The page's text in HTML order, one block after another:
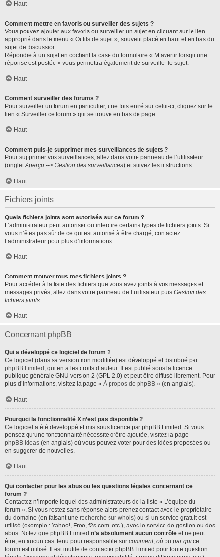
Haut
Comment mettre en favoris ou surveiller des sujets ?
Vous pouvez ajouter aux favoris ou surveiller un sujet en cliquant sur le lien
approprié dans le menu « Outils de sujet », souvent placé en haut et en bas du
sujet de discussion.
Répondre à un sujet en cochant la case du formulaire « M’avertir lorsqu’une
réponse est postée » vous permettra également de surveiller le sujet.
Haut
Comment surveiller des forums ?
Pour surveiller un forum en particulier, une fois entré sur celui-ci, cliquez sur le
lien « Surveiller ce forum » qui se trouve en bas de page.
Haut
Comment puis-je supprimer mes surveillances de sujets ?
Pour supprimer vos surveillances, allez dans votre panneau de l’utilisateur
(ongletAperçu --> Gestion des surveillances) et suivez les instructions.
Haut
Fichiers joints
Quels fichiers joints sont autorisés sur ce forum ?
L’administrateur peut autoriser ou interdire certains types de fichiers joints. Si
vous n’êtes pas sûr de ce qui est autorisé à être chargé, contactez
l’administrateur pour plus d’informations.
Haut
Comment trouver tous mes fichiers joints ?
Pour accéder à la liste des fichiers que vous avez joints à vos messages et
messages privés, allez dans votre panneau de l’utilisateur puis Gestion des
fichiers joints.
Haut
Concernant phpBB
Qui a développé ce logiciel de forum ?
Ce logiciel (dans sa version non modifiée) est développé et distribué par
phpBB Limited , qui en a les droits d’auteur. Il est publié sous la licence
publique générale GNU version 2 (GPL-2.0) et peut être diffusé librement. Pour
plus d’informations, visitez la page « À propos de phpBB » (en anglais).
Haut
Pourquoi la fonctionnalité X n’est pas disponible ?
Ce logiciel a été développé et mis sous licence par phpBB Limited. Si vous
pensez qu’une fonctionnalité nécessite d’être ajoutée, visitez la page
phpBB Ideas (en anglais) où vous pouvez voter pour des idées proposées ou
en suggérer de nouvelles.
Haut
Qui contacter pour les abus ou les questions légales concernant ce
forum ?
Contactez n’importe lequel des administrateurs de la liste « L’équipe du
forum ». Si vous restez sans réponse alors prenez contact avec le propriétaire
du domaine (en faisant une recherche sur whois) ou si un service gratuit est
utilisé (exemple : Yahoo!, Free, f2s.com, etc.), avec le service de gestion ou des
abus. Notez que phpBB Limited n’a absolument aucun contrôle et ne peut
être, en aucun cas, tenu pour responsable sur comment, où ou par qui ce
forum est utilisé. Il est inutile de contacter phpBB Limited pour toute question